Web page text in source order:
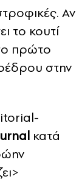
Αν
το κουτί
πρώτο
στην
κατά